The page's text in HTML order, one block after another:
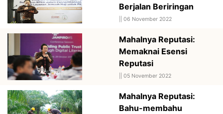
Berjalan Beriringan
06 November 2022
Mahalnya Reputasi:
Memaknai Esensi
Reputasi
05 November 2022
Mahalnya Reputasi:
Bahu-membahu